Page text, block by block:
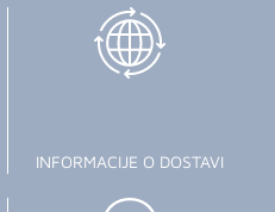
INFORMACIJE O DOSTAVI